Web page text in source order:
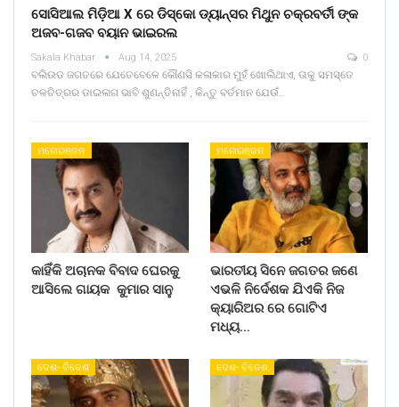
ସୋସିଆଲ ମିଡ଼ିଆ X ରେ ଡିସ୍କୋ ଡ୍ୟାନ୍ସର ମିଥୁନ ଚକ୍ରବର୍ତୀ ଙ୍କ
ଅଜବ-ଗଜବ ବୟାନ ଭାଇରଲ
Sakala Khabar Aug 14, 2025 0
ବଲିଉଡ ଜଗତରେ ଯେତେବେଳେ କୌଣସି କଳାକାର ମୁହଁ ଖୋଲିଥାଏ, ତାକୁ ସମସ୍ତେ
ଚଳଚିତ୍ରର ଡାଇଲଗ ଭାବି ଶୁଣନ୍ତିନାହିଁ , କିନ୍ତୁ ବର୍ତମାନ ଯେଉଁ…
ମନୋରଞ୍ଜନ
କାହିଁକି ଅଚାନକ ବିବାଦ ଘେରକୁ
ଆସିଲେ ଗାୟକ କୁମାର ସାନୁ
ମନୋରଞ୍ଜନ
ଭାରତୀୟ ସିନେ ଜଗତର ଜଣେ
ଏଭଳି ନିର୍ଦେଶକ ଯିଏକି ନିଜ
କ୍ୟାରିଅର ରେ ଗୋଟିଏ
ମଧ୍ୟ…
ଦେଶ- ବିଦେଶ ଦେଶ- ବିଦେଶ